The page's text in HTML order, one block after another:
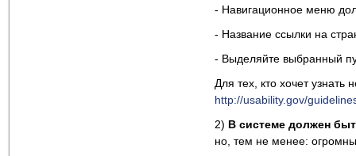
- Навигационное меню
- Название ссылки на
- Выделяйте выбранный
Для тех, кто хочет
http://usability.gov/
2) В системе должен
но, тем не менее: